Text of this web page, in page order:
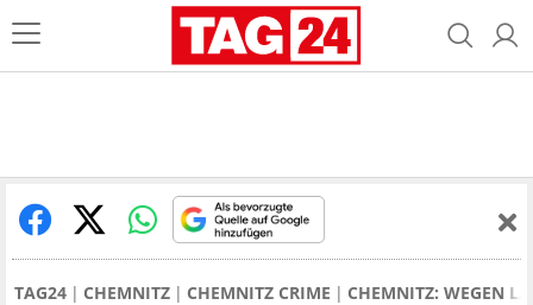
TAG24 CHEMNITZ CHEMNITZ CRIME CHEMNITZ: WEGEN